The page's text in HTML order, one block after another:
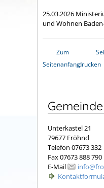
25.03.2026
und Wohnen
Zum
Seitenanfangdrucken
Unterkastel 21
79677 Fröhnd
Telefon 07673 332
Fax 07673 888 790
E-Mail